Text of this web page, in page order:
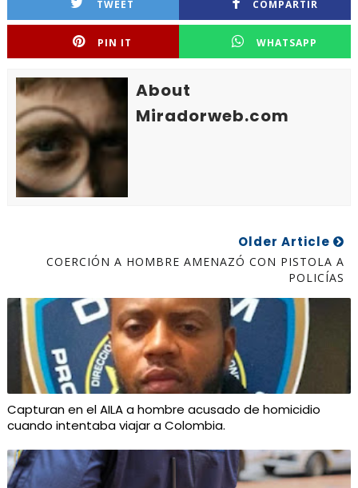
TWEET COMPARTIR
PIN IT WHATSAPP
About
Miradorweb.com
Older Article
COERCIÓN A HOMBRE AMENAZÓ CON PISTOLA A
POLICÍAS
Capturan en el AILA a hombre acusado de homicidio
cuando intentaba viajar a Colombia.